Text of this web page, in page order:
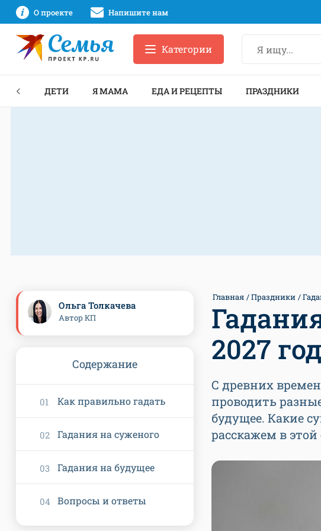
О проекте Напишите нам
Категории
ДЕТИ Я МАМА ЕДА И РЕЦЕПТЫ ПРАЗДНИКИ
Главная Праздники
2027
С древних
проводить
будущее. Какие
расскажем в этой
Ольга Толкачева
Автор КП
Содержание
Как правильно гадать
Гадания на суженого
Гадания на будущее
Вопросы и ответы